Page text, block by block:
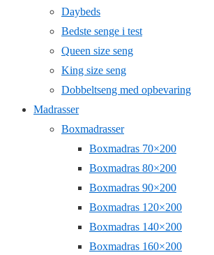
Daybeds
Bedste senge i test
Queen size seng
King size seng
Dobbeltseng med opbevaring
Madrasser
Boxmadrasser
Boxmadras 70×200
Boxmadras 80×200
Boxmadras 90×200
Boxmadras 120×200
Boxmadras 140×200
Boxmadras 160×200